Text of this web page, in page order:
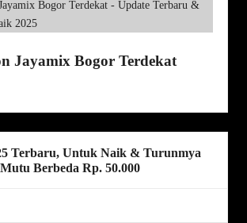
Jayamix Bogor Terdekat
Terbaru, Untuk Naik & Turunmya
Mutu Berbeda Rp. 50.000